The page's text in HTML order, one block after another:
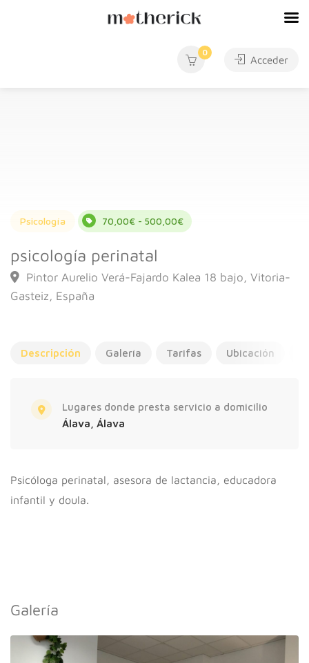
0
Acceder
Psicología 70,00€ - 500,00€
psicología perinatal
Pintor Aurelio Verá-Fajardo Kalea 18 bajo, Vitoria-
Gasteiz, España
Descripción Galería Tarifas Ubicación
Lugares donde presta servicio a domicilio
Álava, Álava
Psicóloga perinatal, asesora de lactancia, educadora
infantil y doula.
Galería